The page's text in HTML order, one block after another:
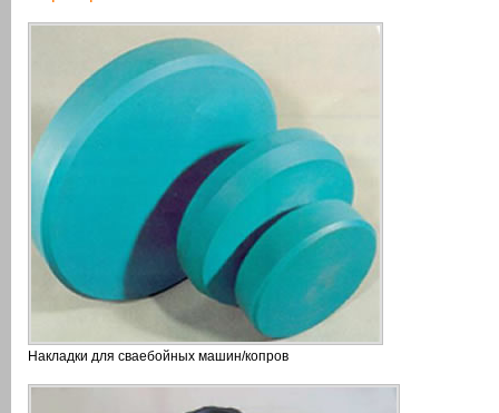
Накладки для сваебойных машин/копров